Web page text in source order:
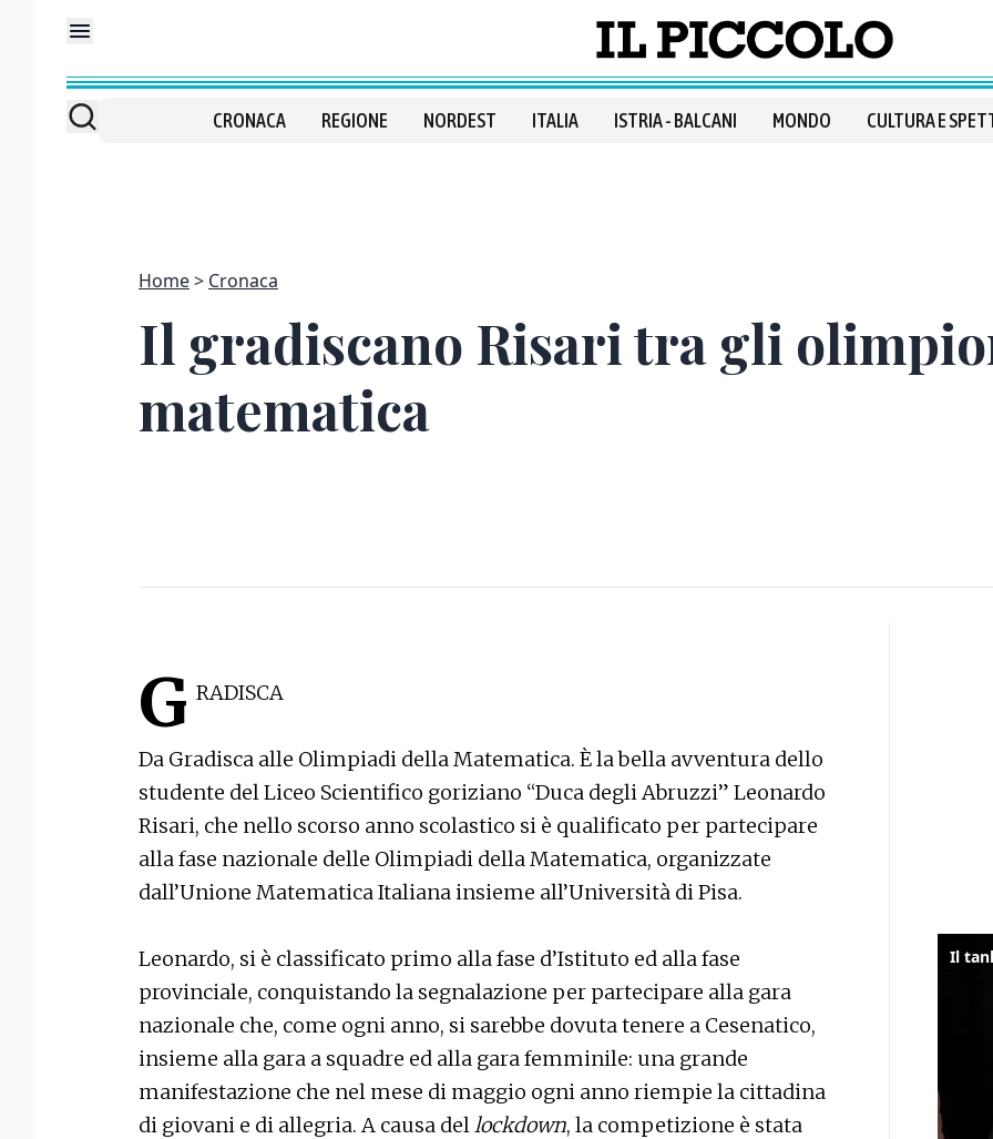
CRONACA REGIONE NORDEST ITALIA ISTRIA - BALCANI MONDO CULTURA E
Home Cronaca
Il gradiscano Risari tra gli
matematica
G RADISCA
Da Gradisca alle Olimpiadi della Matematica. È la bella avventura dello
studente del Liceo Scientifico goriziano “Duca degli Abruzzi” Leonardo
Risari, che nello scorso anno scolastico si è qualificato per partecipare
alla fase nazionale delle Olimpiadi della Matematica, organizzate
dall’Unione Matematica Italiana insieme all’Università di Pisa.
Leonardo, si è classificato primo alla fase d’Istituto ed alla fase
provinciale, conquistando la segnalazione per partecipare alla gara
nazionale che, come ogni anno, si sarebbe dovuta tenere a Cesenatico,
insieme alla gara a squadre ed alla gara femminile: una grande
manifestazione che nel mese di maggio ogni anno riempie la cittadina
di giovani e di allegria. A causa dellockdown, la competizione è stata